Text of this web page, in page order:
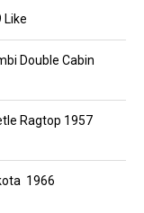
Like
Double Cabin
Ragtop 1957
1966